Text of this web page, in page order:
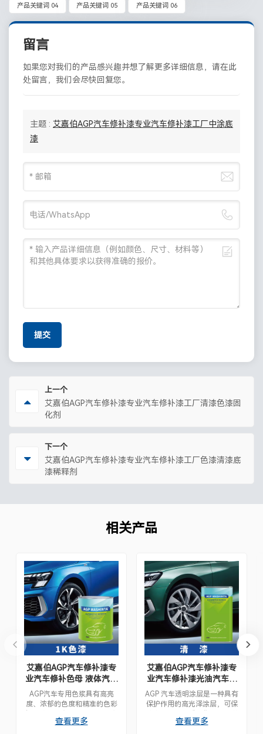
产品关键词 04 产品关键词 05 产品关键词 06
留言
如果您对我们的产品感兴趣并想了解更多详细信息，请在此
处留言，我们会尽快回复您。
主题 : 艾嘉伯AGP汽车修补漆专业汽车修补漆工厂中涂底
漆
提交
上一个
艾嘉伯AGP汽车修补漆专业汽车修补漆工厂清漆色漆固
化剂
下一个
艾嘉伯AGP汽车修补漆专业汽车修补漆工厂色漆清漆底
漆稀释剂
相关产品
艾嘉伯AGP汽车修补漆专
业汽车修补色母 液体汽车
修补喷漆
AGP汽车专用色浆具有高亮
度、浓郁的色度和精准的色彩
选。每款色浆都经过精心调
查看更多
艾嘉伯AGP汽车修补漆专
业汽车修补漆光油汽车清
漆
AGP 汽车透明涂层是一种具有
保护作用的高光泽涂层，可保
强其光泽，干燥迅速，易于施
查看更多